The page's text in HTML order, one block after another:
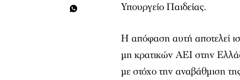
Υπουργείο Παιδείας.
Η απόφαση αυτή αποτελεί
μη κρατικών ΑΕΙ στην
με στόχο την αναβάθμιση